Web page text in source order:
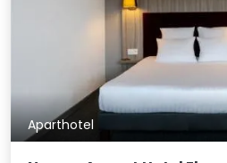
Aparthotel